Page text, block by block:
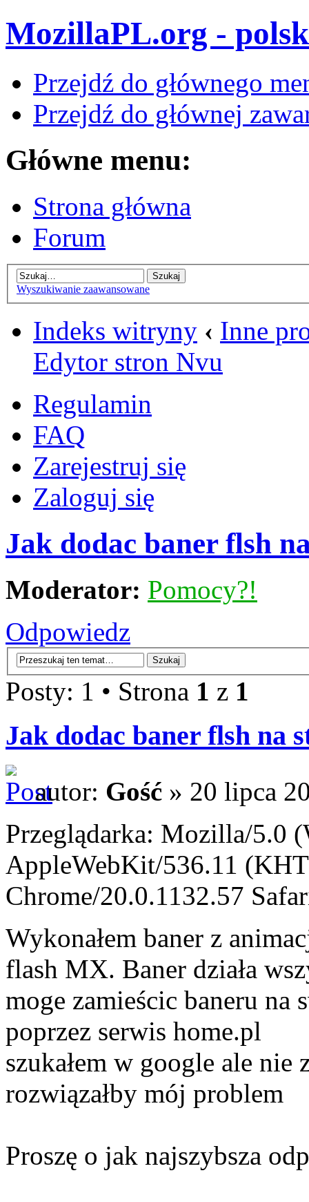
MozillaPL.org -
Przejdź do głównego
Przejdź do głównej
Główne menu:
Strona główna
Forum
Wyszukiwanie zaawansowane
Indeks witryny ‹ Inne
Edytor stron Nvu
Regulamin
FAQ
Zarejestruj się
Zaloguj się
Jak dodac baner flsh
Moderator: Pomocy?!
Odpowiedz
Posty: 1 • Strona 1 z 1
Jak dodac baner flsh na
autor: Gość » 20 lipca
Przeglądarka: Mozilla/5.0
AppleWebKit/536.11
Chrome/20.0.1132.57
Wykonałem baner z
flash MX. Baner działa
moge zamieścic baneru
poprzez serwis home.pl
szukałem w google ale nie
rozwiązałby mój problem
Proszę o jak najszybsza